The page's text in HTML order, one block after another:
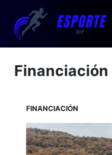
Financiación
FINANCIACIÓN